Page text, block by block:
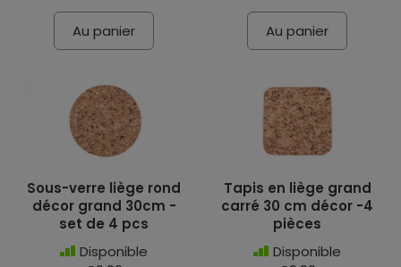
Au panier Au panier
Sous-verre liège rond
décor grand 30cm -
set de 4 pcs
Disponible
Tapis en liège grand
carré 30 cm décor -4
pièces
Disponible